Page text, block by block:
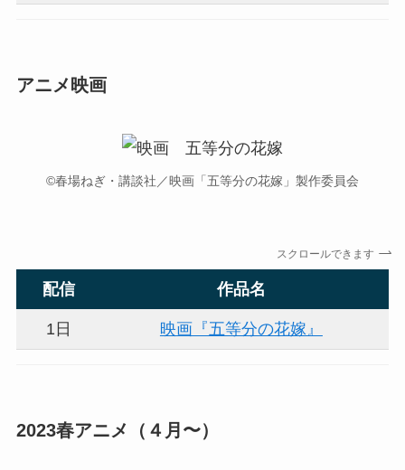
アニメ映画
©春場ねぎ・講談社／映画「五等分の花嫁」製作委員会
スクロールできます
配信 作品名
1日 映画『五等分の花嫁』
2023春アニメ （４月〜）